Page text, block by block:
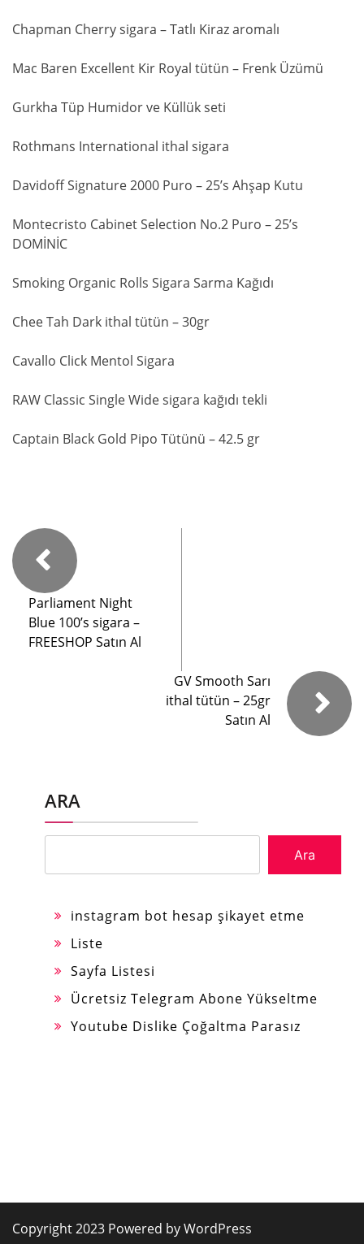
Chapman Cherry sigara – Tatlı Kiraz aromalı
Mac Baren Excellent Kir Royal tütün – Frenk Üzümü
Gurkha Tüp Humidor ve Küllük seti
Rothmans International ithal sigara
Davidoff Signature 2000 Puro – 25’s Ahşap Kutu
Montecristo Cabinet Selection No.2 Puro – 25’s
DOMİNİC
Smoking Organic Rolls Sigara Sarma Kağıdı
Chee Tah Dark ithal tütün – 30gr
Cavallo Click Mentol Sigara
RAW Classic Single Wide sigara kağıdı tekli
Captain Black Gold Pipo Tütünü – 42.5 gr
Parliament Night
Blue 100’s sigara –
FREESHOP Satın Al
GV Smooth Sarı
ithal tütün – 25gr
Satın Al
ARA
Ara
instagram bot hesap şikayet etme
Liste
Sayfa Listesi
Ücretsiz Telegram Abone Yükseltme
Youtube Dislike Çoğaltma Parasız
Copyright 2023 Powered by WordPress